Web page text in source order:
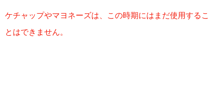
ケチャップやマヨネーズは、この時期にはまだ使用するこ
とはできません。